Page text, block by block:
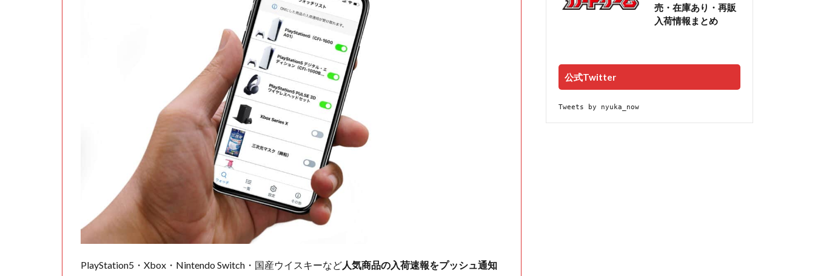
PlayStation5・Xbox・Nintendo Switch・国産ウイスキーなど人気商品の入荷速報をプッシュ通知
売・在庫あり・再販
入荷情報まとめ
公式Twitter
Tweets by nyuka_now